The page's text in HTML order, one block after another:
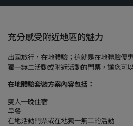
中國區關聯品牌
Kunlun
充分感受附近地區的魅力
出國旅行，在地體驗；這就是在地體驗優
獨一無二活動或附近活動的門票，讓您可
在地體驗套裝方案內容包括：
雙人一晚住宿
早餐
在地活動門票或在地獨一無二的活動